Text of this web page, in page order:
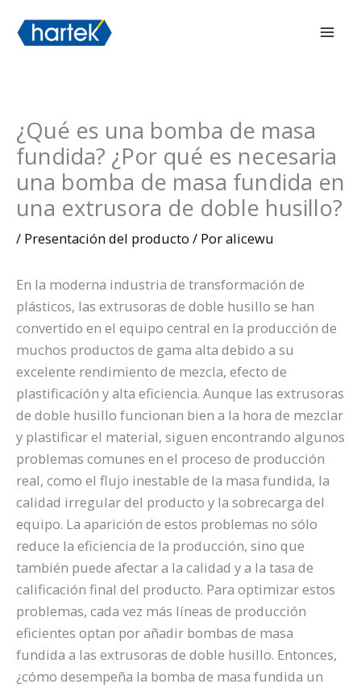
¿Qué es una bomba de masa
fundida? ¿Por qué es necesaria
una bomba de masa fundida en
una extrusora de doble husillo?
/ Presentación del producto / Poralicewu
En la moderna industria de transformación de
plásticos, las extrusoras de doble husillo se han
convertido en el equipo central en la producción de
muchos productos de gama alta debido a su
excelente rendimiento de mezcla, efecto de
plastificación y alta eficiencia. Aunque las extrusoras
de doble husillo funcionan bien a la hora de mezclar
y plastificar el material, siguen encontrando algunos
problemas comunes en el proceso de producción
real, como el flujo inestable de la masa fundida, la
calidad irregular del producto y la sobrecarga del
equipo. La aparición de estos problemas no sólo
reduce la eficiencia de la producción, sino que
también puede afectar a la calidad y a la tasa de
calificación final del producto. Para optimizar estos
problemas, cada vez más líneas de producción
eficientes optan por añadir bombas de masa
fundida a las extrusoras de doble husillo. Entonces,
¿cómo desempeña la bomba de masa fundida un